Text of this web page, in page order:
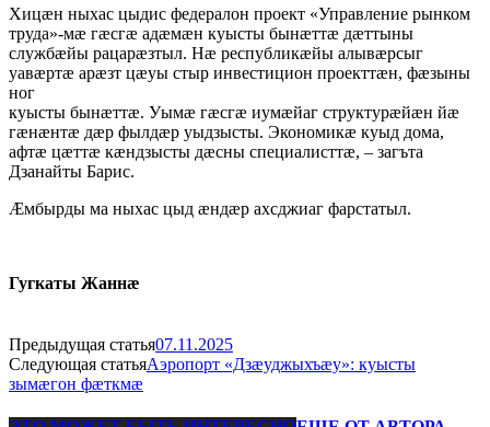
Хицæн ныхас цыдис федералон проект «Управление рынком
труда»-мæ гæсгæ адæмæн куысты бынæттæ дæттыны
службæйы рацарæзтыл. Нæ республикæйы алывæрсыг
уавæртæ арæзт цæуы стыр инвестицион проекттæн, фæзыны
ног
куысты бынæттæ. Уымæ гæсгæ иумæйаг структурæйæн йæ
гæнæнтæ дæр фылдæр уыдзысты. Экономикæ куыд дома,
афтæ цæттæ кæндзысты дæсны специалисттæ, – загъта
Дзанайты Барис.
Æмбырды ма ныхас цыд æндæр ахсджиаг фарстатыл.
Гугкаты Жаннæ
Предыдущая статья07.11.2025
Следующая статьяАэропорт «Дзæуджыхъæу»: куысты
зымæгон фæткмæ